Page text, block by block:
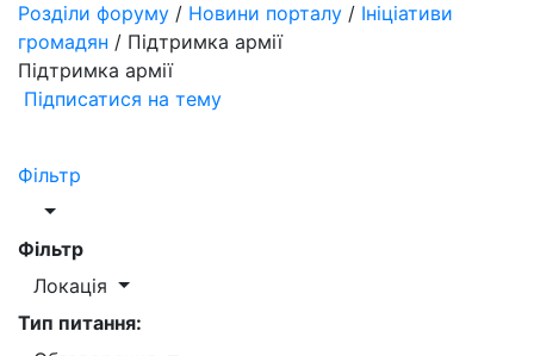
Розділи форуму / Новини порталу / Ініціативи
громадян / Підтримка армії
Підтримка армії
Підписатися на тему
Фільтр
Фільтр
Локація
Тип питання: